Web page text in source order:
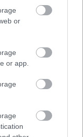
or
or app.